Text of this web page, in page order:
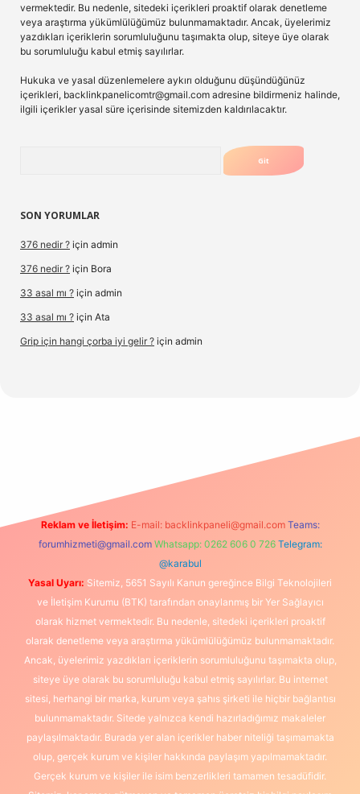
vermektedir. Bu nedenle, sitedeki içerikleri proaktif olarak denetleme
veya araştırma yükümlülüğümüz bulunmamaktadır. Ancak, üyelerimiz
yazdıkları içeriklerin sorumluluğunu taşımakta olup, siteye üye olarak
bu sorumluluğu kabul etmiş sayılırlar.
Hukuka ve yasal düzenlemelere aykırı olduğunu düşündüğünüz
içerikleri, backlinkpanelicomtr@gmail.com adresine bildirmeniz halinde,
ilgili içerikler yasal süre içerisinde sitemizden kaldırılacaktır.
SON YORUMLAR
376 nedir ? için admin
376 nedir ? için Bora
33 asal mı ? için admin
33 asal mı ? için Ata
Grip için hangi çorba iyi gelir ? için admin
Reklam ve İletişim: E-mail: backlinkpaneli@gmail.com Teams:
forumhizmeti@gmail.com Whatsapp: 0262 606 0 726 Telegram:
@karabul
Yasal Uyarı: Sitemiz, 5651 Sayılı Kanun gereğince Bilgi Teknolojileri
ve İletişim Kurumu (BTK) tarafından onaylanmış bir Yer Sağlayıcı
olarak hizmet vermektedir. Bu nedenle, sitedeki içerikleri proaktif
olarak denetleme veya araştırma yükümlülüğümüz bulunmamaktadır.
Ancak, üyelerimiz yazdıkları içeriklerin sorumluluğunu taşımakta olup,
siteye üye olarak bu sorumluluğu kabul etmiş sayılırlar. Bu internet
sitesi, herhangi bir marka, kurum veya şahıs şirketi ile hiçbir bağlantısı
bulunmamaktadır. Sitede yalnızca kendi hazırladığımız makaleler
paylaşılmaktadır. Burada yer alan içerikler haber niteliği taşımamakta
olup, gerçek kurum ve kişiler hakkında paylaşım yapılmamaktadır.
Gerçek kurum ve kişiler ile isim benzerlikleri tamamen tesadüfidir.